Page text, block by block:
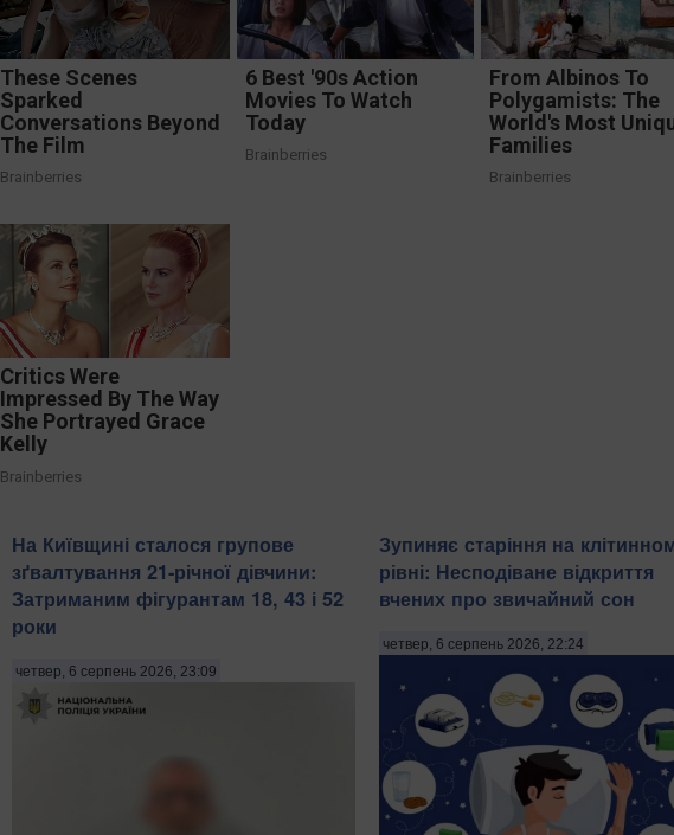
These Scenes
Sparked
Conversations Beyond
The Film
Brainberries
6 Best '90s Action
Movies To Watch
Today
Brainberries
From Albinos To
Polygamists: The
World's Most
Families
Brainberries
Critics Were
Impressed By The Way
She Portrayed Grace
Kelly
Brainberries
На Київщині сталося групове
зґвалтування 21-річної дівчини:
Затриманим фігурантам 18, 43 і 52
роки
четвер, 6 серпень 2026, 23:09
Зупиняє старіння на
рівні: Несподіване відкриття
вчених про звичайний сон
четвер, 6 серпень 2026, 22:24